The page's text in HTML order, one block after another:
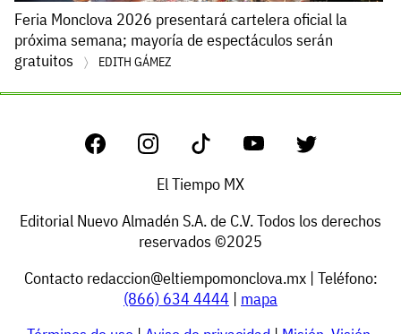
Feria Monclova 2026 presentará cartelera oficial la
próxima semana; mayoría de espectáculos serán
gratuitos
EDITH GÁMEZ
El Tiempo MX
Editorial Nuevo Almadén S.A. de C.V. Todos los derechos
reservados ©2025
Contacto redaccion@eltiempomonclova.mx| Teléfono:
(866) 634 4444 | mapa